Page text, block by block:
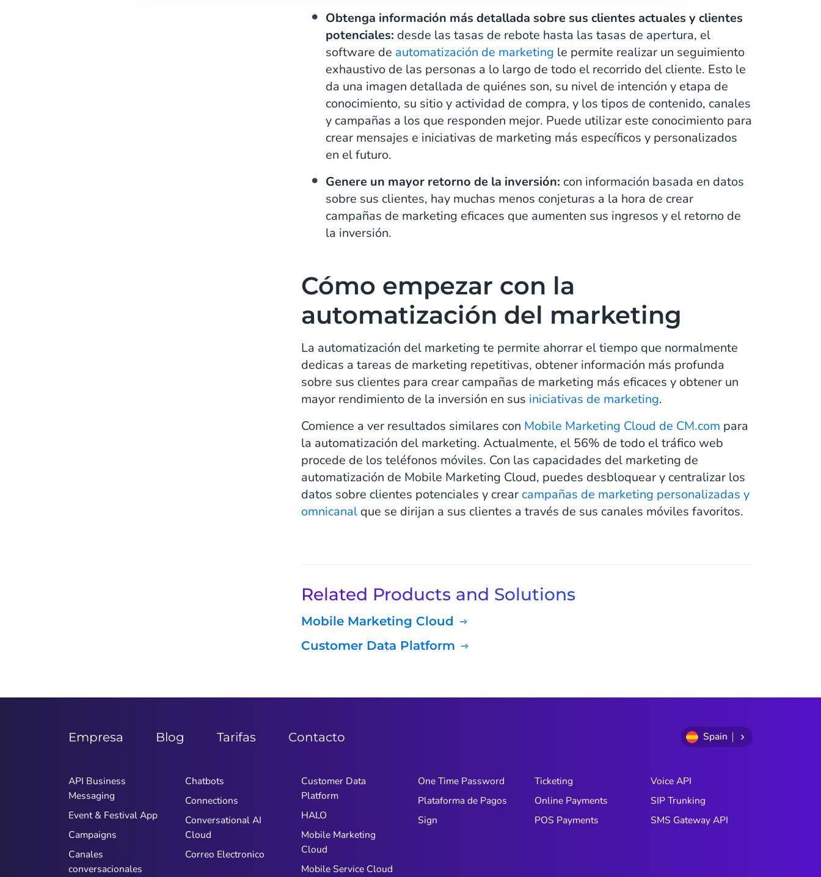
Obtenga información más detallada sobre sus clientes actuales y clientes
potenciales: desde las tasas de rebote hasta las tasas de apertura, el
software de automatización de marketing le permite realizar un seguimiento
exhaustivo de las personas a lo largo de todo el recorrido del cliente. Esto le
da una imagen detallada de quiénes son, su nivel de intención y etapa de
conocimiento, su sitio y actividad de compra, y los tipos de contenido, canales
y campañas a los que responden mejor. Puede utilizar este conocimiento para
crear mensajes e iniciativas de marketing más específicos y personalizados
en el futuro.
Genere un mayor retorno de la inversión: con información basada en datos
sobre sus clientes, hay muchas menos conjeturas a la hora de crear
campañas de marketing eficaces que aumenten sus ingresos y el retorno de
la inversión.
Cómo empezar con la
automatización del marketing
La automatización del marketing te permite ahorrar el tiempo que normalmente
dedicas a tareas de marketing repetitivas, obtener información más profunda
sobre sus clientes para crear campañas de marketing más eficaces y obtener un
mayor rendimiento de la inversión en sus iniciativas de marketing.
Comience a ver resultados similares con Mobile Marketing Cloud de CM.com para
la automatización del marketing. Actualmente, el 56% de todo el tráfico web
procede de los teléfonos móviles. Con las capacidades del marketing de
automatización de Mobile Marketing Cloud, puedes desbloquear y centralizar los
datos sobre clientes potenciales y crear campañas de marketing personalizadas y
omnicanal que se dirijan a sus clientes a través de sus canales móviles favoritos.
Related Products and Solutions
Mobile Marketing Cloud
Customer Data Platform
Empresa Blog Tarifas Contacto Spain
API Business
Messaging
Event & Festival App
Campaigns
Canales
conversacionales
Chatbots
Connections
Conversational AI
Cloud
Correo Electronico
Customer Data
Platform
HALO
Mobile Marketing
Cloud
Mobile Service Cloud
One Time Password
Plataforma de Pagos
Sign
Ticketing
Online Payments
POS Payments
Voice API
SIP Trunking
SMS Gateway API